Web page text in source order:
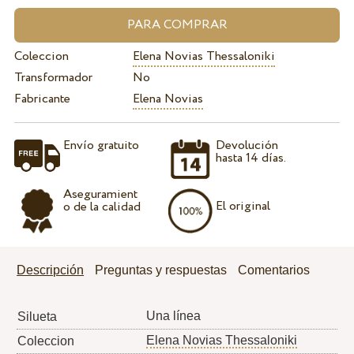
Coleccion
Elena Novias Thessaloniki
Transformador
No
Fabricante
Elena Novias
Envío gratuito
Aseguramient
o de la calidad
Devolución
hasta 14 días.
El original
Descripción Preguntas y respuestas Comentarios
Silueta
Una línea
Coleccion
Elena Novias Thessaloniki